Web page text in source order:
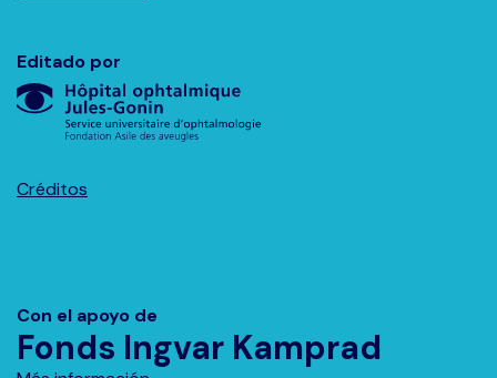
Editado por
Créditos
Con el apoyo de
Fonds Ingvar Kamprad